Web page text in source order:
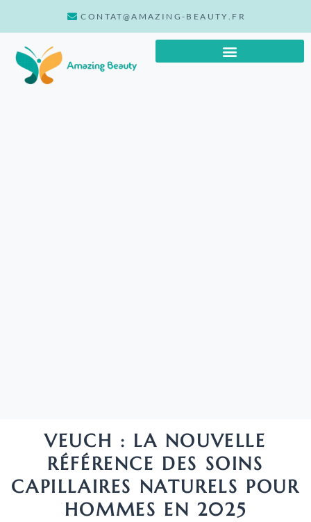
CONTAT@AMAZING-BEAUTY.FR
VEUCH : LA NOUVELLE
RÉFÉRENCE DES SOINS
CAPILLAIRES NATURELS POUR
HOMMES EN 2025